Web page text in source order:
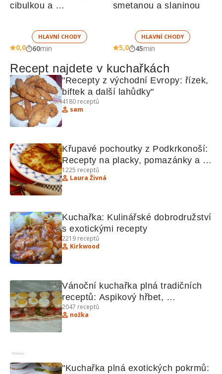
cibulkou a
HLAVNÍ CHODY
0,0 60min
smetanou a slaninou
HLAVNÍ CHODY
5,0 45min
Recept najdete v kuchařkách
"Recepty z východní Evropy: řízek,
biftek a další lahůdky"
4180 receptů
sam
Křupavé pochoutky z Podkrkonoší:
Recepty na placky, pomazánky a
sladké dobroty
1225 receptů
Laura Živná
Kuchařka: Kulinářské dobrodružství
s exotickými recepty
2219 receptů
Kirkwood
Vánoční kuchařka plná tradičních
receptů: Aspikový hřbet,
Vodouchův nářez, Domácí buchty,
Ořechové tyčinky, Koblihy z
2047 receptů
nožka
Reklama
"Kuchařka plná exotických pokrmů: